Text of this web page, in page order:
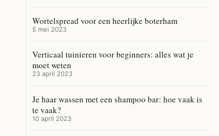
Wortelspread voor een heerlijke boterham
5 mei 2023
Verticaal tuinieren voor beginners: alles wat je
moet weten
23 april 2023
Je haar wassen met een shampoo bar: hoe vaak is
te vaak?
10 april 2023